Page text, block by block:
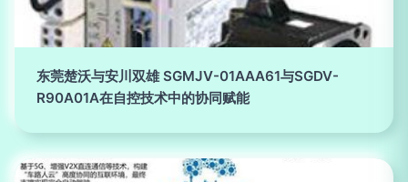
东莞楚沃与安川双雄 SGMJV-01AAA61与SGDV-
R90A01A在自控技术中的协同赋能